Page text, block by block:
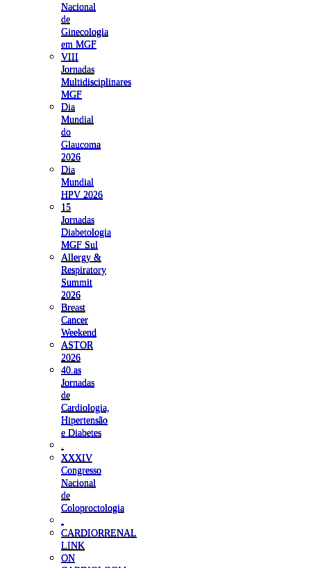
Nacional
de
Ginecologia
em MGF
VIII
Jornadas
Multidisciplinares
MGF
Dia
Mundial
do
Glaucoma
2026
Dia
Mundial
HPV 2026
15
Jornadas
Diabetologia
MGF Sul
Allergy &
Respiratory
Summit
2026
Breast
Cancer
Weekend
ASTOR
2026
40.as
Jornadas
de
Cardiologia,
Hipertensão
e Diabetes
XXXIV
Congresso
Nacional
de
Coloproctologia
CARDIORRENAL
LINK
ON